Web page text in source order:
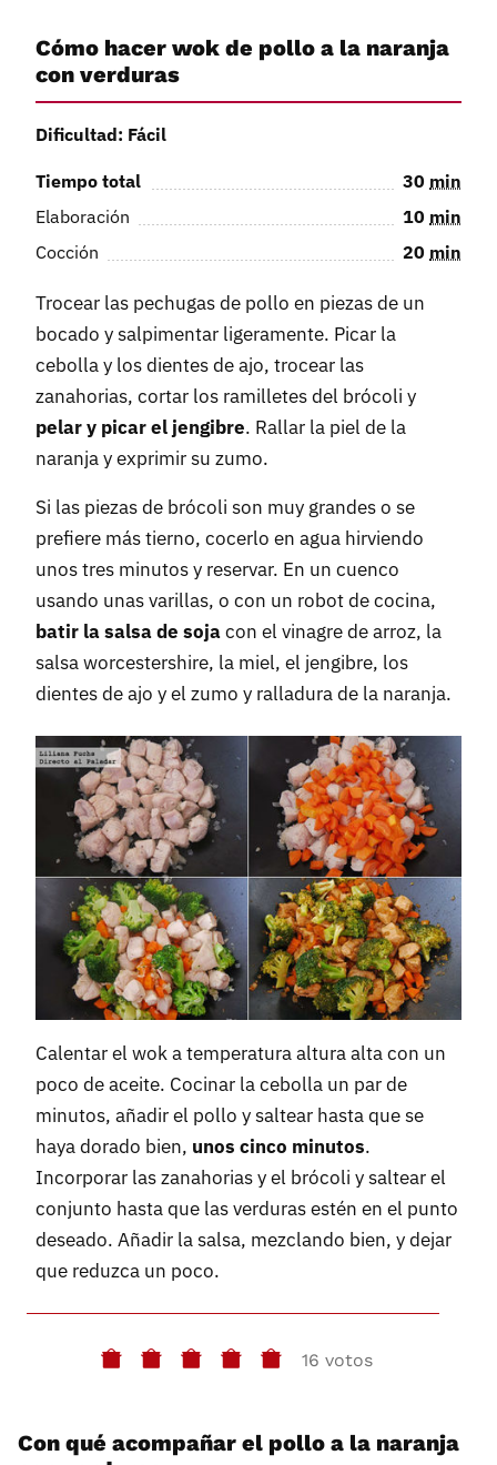
Cómo hacer wok de pollo a la naranja
con verduras
Dificultad: Fácil
Tiempo total 30 min
Elaboración
10 min
Cocción
20 min
Trocear las pechugas de pollo en piezas de un
bocado y salpimentar ligeramente. Picar la
cebolla y los dientes de ajo, trocear las
zanahorias, cortar los ramilletes del brócoli y
pelar y picar el jengibre. Rallar la piel de la
naranja y exprimir su zumo.
Si las piezas de brócoli son muy grandes o se
prefiere más tierno, cocerlo en agua hirviendo
unos tres minutos y reservar. En un cuenco
usando unas varillas, o con un robot de cocina,
batir la salsa de sojacon el vinagre de arroz, la
salsa worcestershire, la miel, el jengibre, los
dientes de ajo y el zumo y ralladura de la naranja.
Calentar el wok a temperatura altura alta con un
poco de aceite. Cocinar la cebolla un par de
minutos, añadir el pollo y saltear hasta que se
haya dorado bien, unos cinco minutos.
Incorporar las zanahorias y el brócoli y saltear el
conjunto hasta que las verduras estén en el punto
deseado. Añadir la salsa, mezclando bien, y dejar
que reduzca un poco.
16 votos
Con qué acompañar el pollo a la naranja